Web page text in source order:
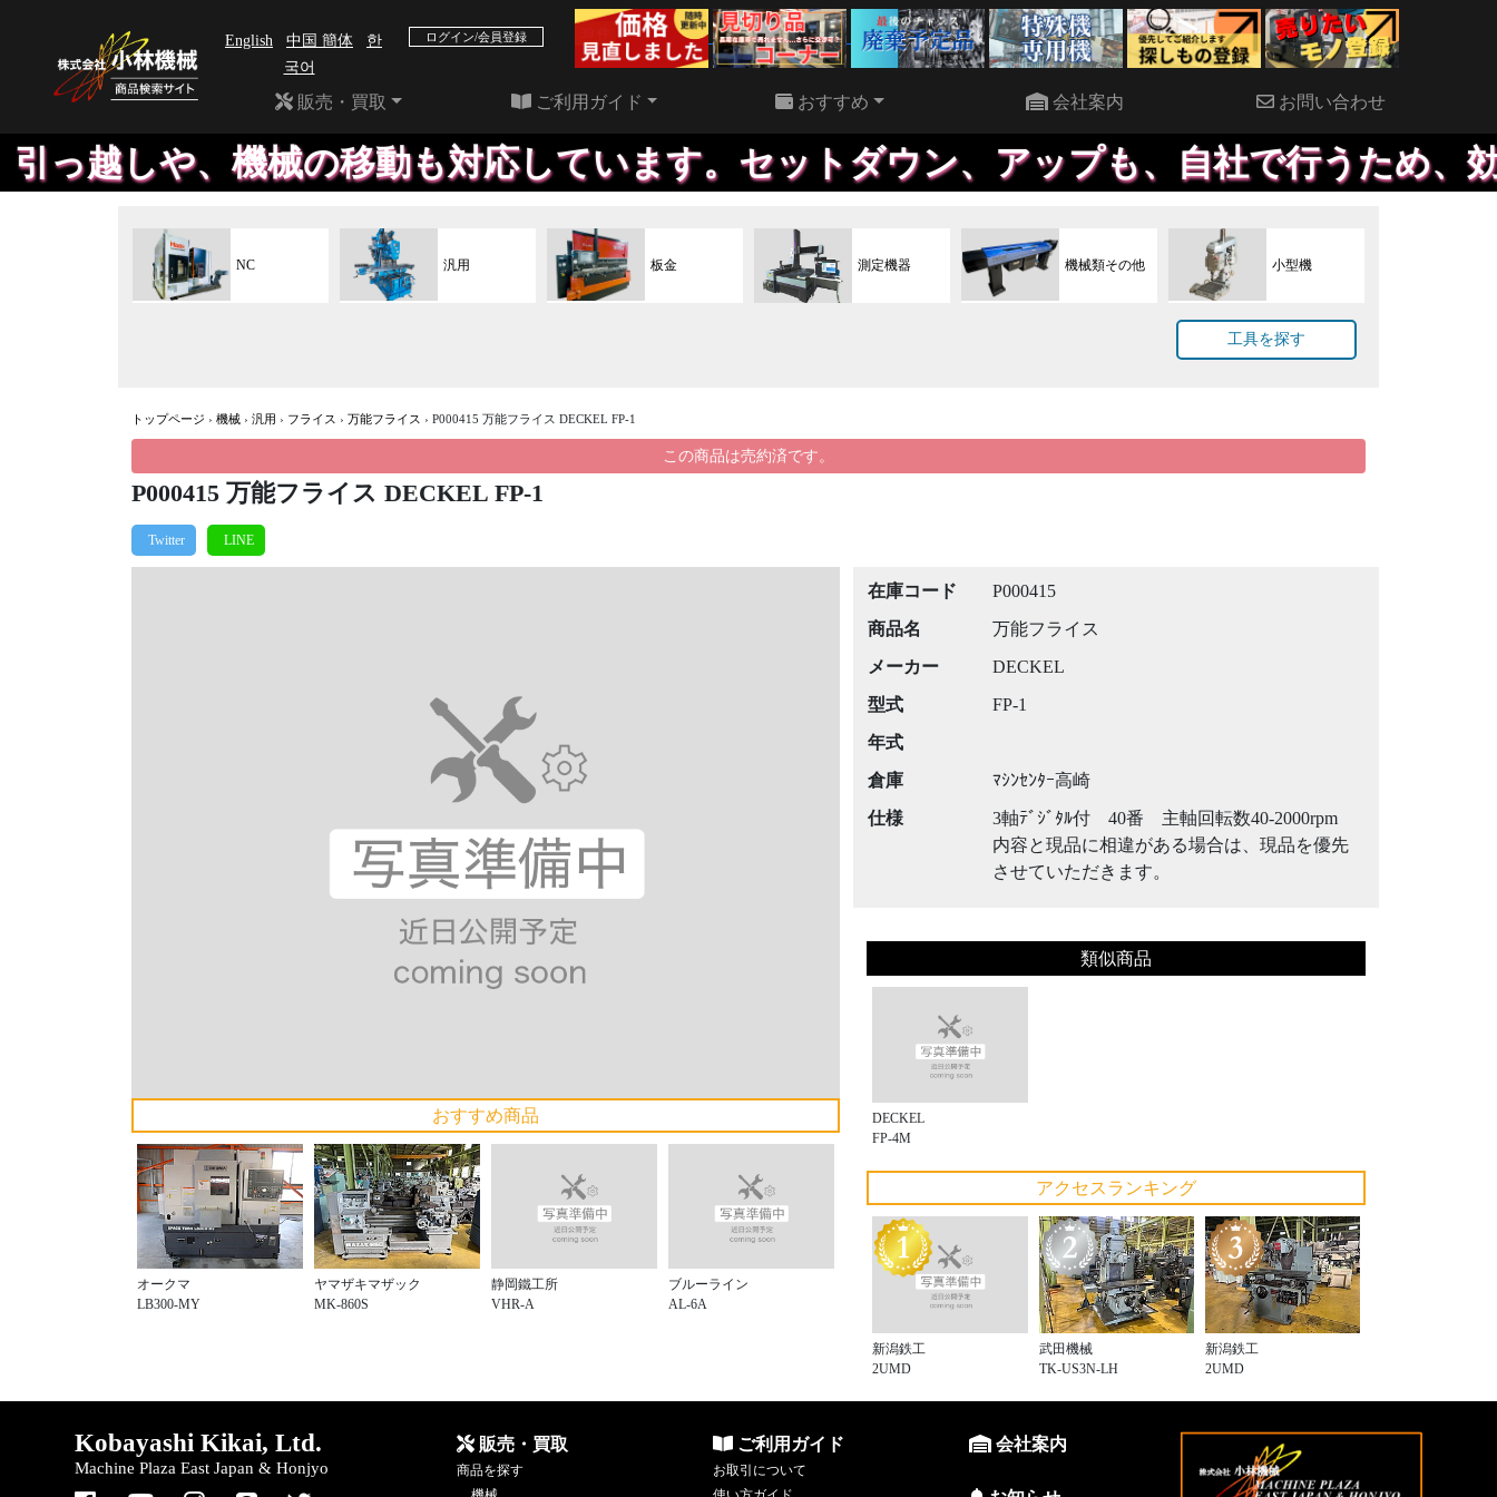
English 中国 簡体
한
국어
ログイン/会員登録 22 件
販売・買取 ご利用ガイド おすすめ 会社案内 お問い合わせ
や、機械の移動も対応しています。セットダウン、アップも、自社で行うため、効率よ
NC 汎用 板金 測定機器 機械類その他 小型機
工具を探す
トップページ › 機械 › 汎用 › フライス › 万能フライス › P000415 万能フライス DECKEL FP-1
この商品は売約済です。
P000415 万能フライス DECKEL FP-1
おすすめ商品
オークマ
LB300-MY
ヤマザキマザック
MK-860S
静岡鐵工所
VHR-A
ブルーライン
AL-6A
在庫コード
P000415
商品名
万能フライス
メーカー
DECKEL
型式
FP-1
年式
倉庫
ﾏｼﾝｾﾝﾀｰ高崎
仕様
3軸ﾃﾞｼﾞﾀﾙ付 40番 主軸回転数40-2000rpm
内容と現品に相違がある場合は、現品を優先
させていただきます。
類似商品
DECKEL
FP-4M
アクセスランキング
新潟鉄工
2UMD
武田機械
TK-US3N-LH
新潟鉄工
2UMD
Kobayashi Kikai, Ltd.
Machine Plaza East Japan & Honjyo
販売・買取
商品を探す
ご利用ガイド
お取引について
会社案内